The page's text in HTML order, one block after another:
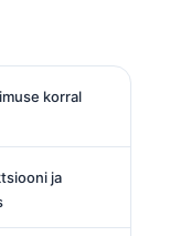
korral
ja